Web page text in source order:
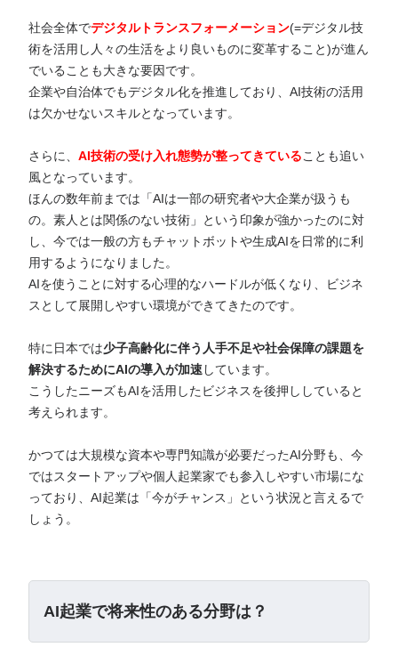
社会全体でデジタルトランスフォーメーション(=デジタル技
術を活用し人々の生活をより良いものに変革すること)が進ん
でいることも大きな要因です。
企業や自治体でもデジタル化を推進しており、AI技術の活用
は欠かせないスキルとなっています。
さらに、 AI技術の受け入れ態勢が整ってきていることも追い
風となっています。
ほんの数年前までは「AIは一部の研究者や大企業が扱うも
の。素人とは関係のない技術」という印象が強かったのに対
し、今では一般の方もチャットボットや生成AIを日常的に利
用するようになりました。
AIを使うことに対する心理的なハードルが低くなり、ビジネ
スとして展開しやすい環境ができてきたのです。
特に日本では少子高齢化に伴う人手不足や社会保障の課題を
解決するためにAIの導入が加速 しています。
こうしたニーズもAIを活用したビジネスを後押ししていると
考えられます。
かつては大規模な資本や専門知識が必要だったAI分野も、今
ではスタートアップや個人起業家でも参入しやすい市場にな
っており、AI起業は「今がチャンス」という状況と言えるで
しょう。
AI起業で将来性のある分野は？